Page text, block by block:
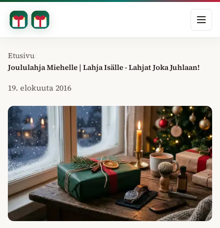
Etusivu
Joululahja Miehelle | Lahja Isälle - Lahjat Joka Juhlaan!
19. elokuuta 2016